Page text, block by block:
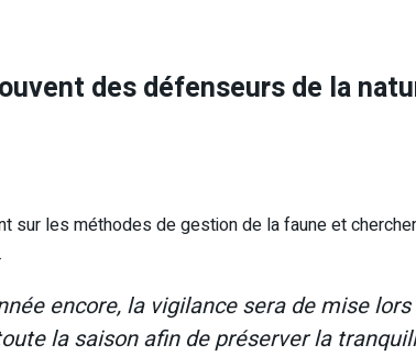
des défenseurs de la
sur les méthodes de gestion de la faune et
encore, la vigilance sera de mise lors
la saison afin de préserver la